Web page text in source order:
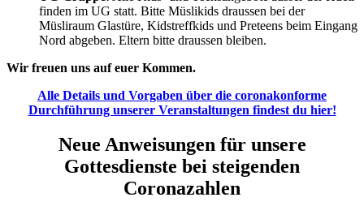
finden im UG statt. Bitte Müslikids draussen bei der
Müsliraum Glastüre, Kidstreffkids und Preteens beim Eingang
Nord abgeben. Eltern bitte draussen bleiben.
Wir freuen uns auf euer Kommen.
Alle Details und Vorgaben über die coronakonforme
Durchführung unserer Veranstaltungen findest du hier!
Neue Anweisungen für unsere
Gottesdienste bei steigenden
Coronazahlen